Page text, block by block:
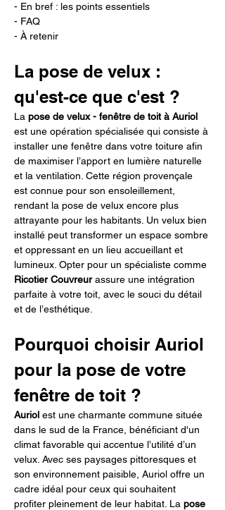
- En bref : les points essentiels
- FAQ
- À retenir
La pose de velux :
qu'est-ce que c'est ?
La pose de velux - fenêtre de toit à Auriol
est une opération spécialisée qui consiste à
installer une fenêtre dans votre toiture afin
de maximiser l’apport en lumière naturelle
et la ventilation. Cette région provençale
est connue pour son ensoleillement,
rendant la pose de velux encore plus
attrayante pour les habitants. Un velux bien
installé peut transformer un espace sombre
et oppressant en un lieu accueillant et
lumineux. Opter pour un spécialiste comme
Ricotier Couvreur assure une intégration
parfaite à votre toit, avec le souci du détail
et de l’esthétique.
Pourquoi choisir Auriol
pour la pose de votre
fenêtre de toit ?
Auriol est une charmante commune située
dans le sud de la France, bénéficiant d'un
climat favorable qui accentue l’utilité d’un
velux. Avec ses paysages pittoresques et
son environnement paisible, Auriol offre un
cadre idéal pour ceux qui souhaitent
profiter pleinement de leur habitat. La pose